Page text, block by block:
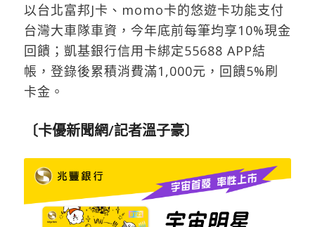
以台北富邦J卡、momo卡的悠遊卡功能支付
台灣大車隊車資，今年底前每筆均享10%現金
回饋；凱基銀行信用卡綁定55688 APP結
帳，登錄後累積消費滿1,000元，回饋5%刷
卡金。
〔卡優新聞網/記者溫子豪〕